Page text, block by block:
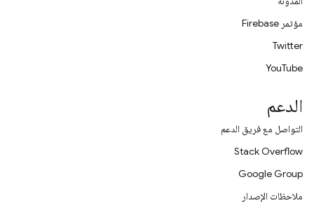
مؤتمر Firebase
Twitter
YouTube
الدعم
التواصل مع فريق الدعم
Stack Overflow
Google Group
ملاحظات الإصدار